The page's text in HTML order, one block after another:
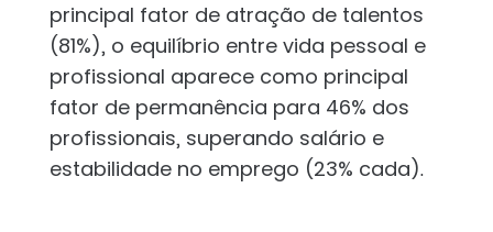
principal fator de atração de talentos
(81%), o equilíbrio entre vida pessoal e
profissional aparece como principal
fator de permanência para 46% dos
profissionais, superando salário e
estabilidade no emprego (23% cada).